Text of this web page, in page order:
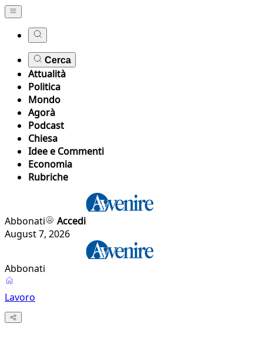
Cerca
Attualità
Politica
Mondo
Agorà
Podcast
Chiesa
Idee e Commenti
Economia
Rubriche
Abbonati
Accedi
August 7, 2026
Abbonati
Lavoro